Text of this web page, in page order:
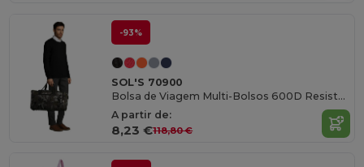
-93%
SOL'S 70900
Bolsa de Viagem Multi-Bolsos 600D Resistente
A partir de:
8,23 €118,80 €